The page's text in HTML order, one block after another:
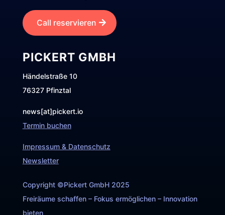
Call reservieren
PICKERT GMBH
Händelstraße 10
76327 Pfinztal
news[at]pickert.io
Termin buchen
Impressum & Datenschutz
Newsletter
Copyright ©Pickert GmbH 2025
Freiräume schaffen – Fokus ermöglichen – Innovation
bieten